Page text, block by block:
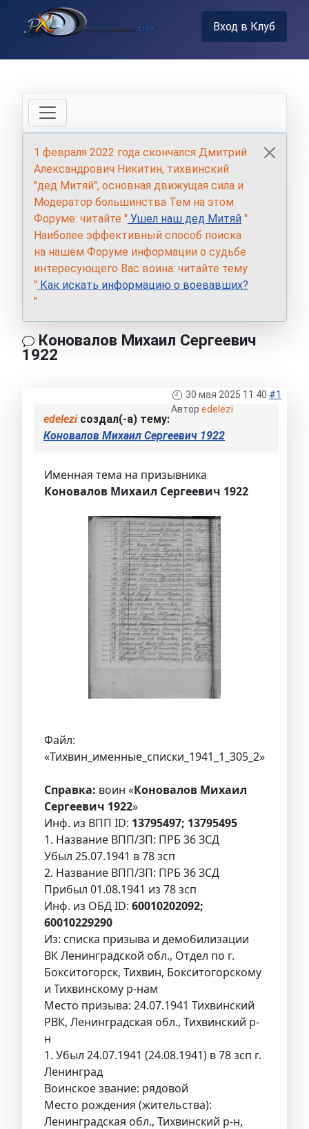
Вход в Клуб
1 февраля 2022 года скончался Дмитрий
Александрович Никитин, тихвинский
"дед Митяй", основная движущая сила и
Модератор большинства Тем на этом
Форуме: читайте " Ушел наш дед Митяй "
Наиболее эффективный способ поиска
на нашем Форуме информации о судьбе
интересующего Вас воина: читайте тему
" Как искать информацию о воевавших?
"
Коновалов Михаил Сергеевич
1922
30 мая 2025 11:40 #1
Автор edelezi
edeleziсоздал(-а) тему:
Коновалов Михаил Сергеевич 1922
Именная тема на призывника
Коновалов Михаил Сергеевич 1922
Файл:
«Тихвин_именные_списки_1941_1_305_2»
Справка: воин «Коновалов Михаил
Сергеевич 1922»
Инф. из ВПП ID: 13795497; 13795495
1. Название ВПП/ЗП: ПРБ 36 ЗСД
Убыл 25.07.1941 в 78 зсп
2. Название ВПП/ЗП: ПРБ 36 ЗСД
Прибыл 01.08.1941 из 78 зсп
Инф. из ОБД ID: 60010202092;
60010229290
Из: списка призыва и демобилизации
ВК Ленинградской обл., Отдел по г.
Бокситогорск, Тихвин, Бокситогорскому
и Тихвинскому р-нам
Место призыва: 24.07.1941 Тихвинский
РВК, Ленинградская обл., Тихвинский р-
н
1. Убыл 24.07.1941 (24.08.1941) в 78 зсп г.
Ленинград
Воинское звание: рядовой
Место рождения (жительства):
Ленинградская обл., Тихвинский р-н,